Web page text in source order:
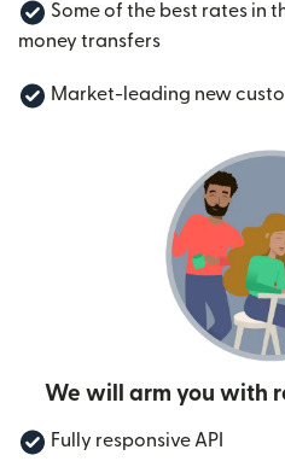
Some of the best rates in
money transfers
Market-leading new
We will arm you with
Fully responsive API